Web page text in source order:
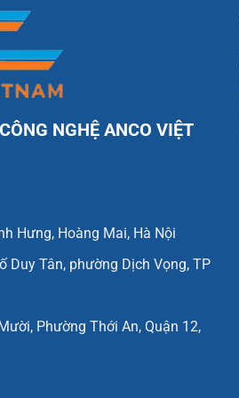
NGHỆ ANCO VIỆT
Hưng, Hoàng Mai, Hà Nội
Duy Tân, phường Dịch Vọng, TP
Phường Thới An, Quận 12,